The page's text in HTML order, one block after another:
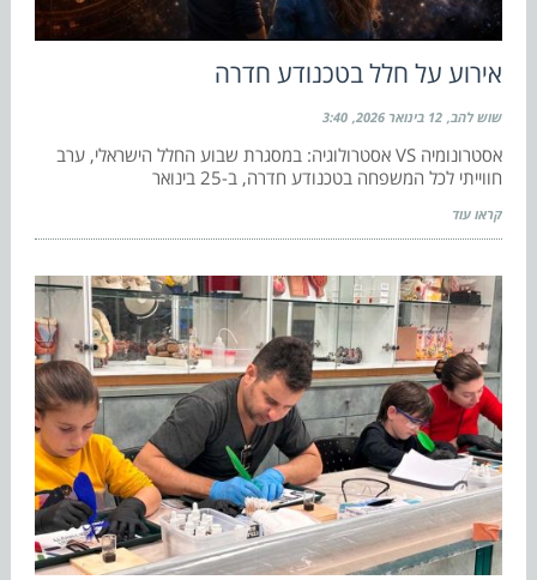
אירוע על חלל בטכנודע חדרה
שוש להב 12 בינואר 2026 3:40
אסטרונומיה VS אסטרולוגיה: במסגרת שבוע החלל הישראלי, ערב
חווייתי לכל המשפחה בטכנודע חדרה, ב-25 בינואר
קראו עוד